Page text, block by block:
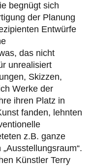
begnügt sich
der Planung
Entwürfe
das nicht
unrealisiert
Skizzen,
Werke der
ihren Platz in
fanden, lehnten
z.B. ganze
Künstler Terry